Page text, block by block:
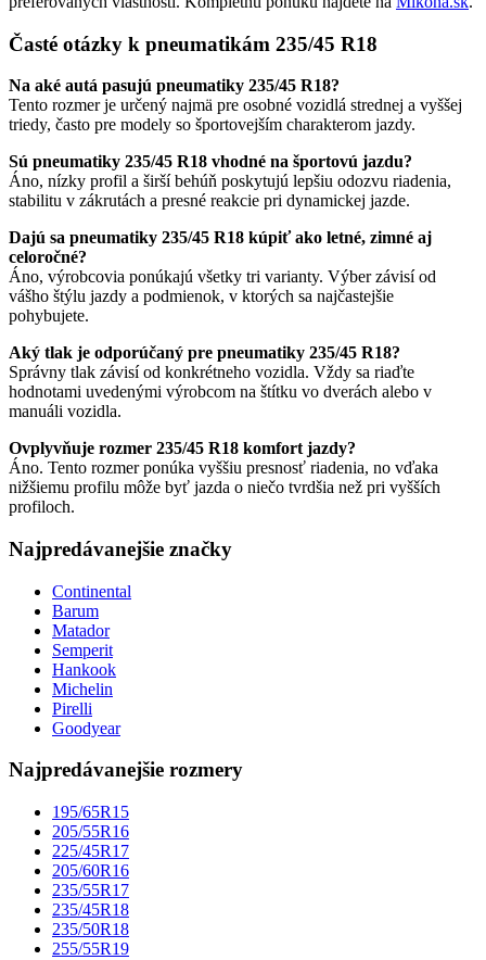
Časté otázky k pneumatikám 235/45 R18
Na aké autá pasujú pneumatiky 235/45 R18?
Tento rozmer je určený najmä pre osobné vozidlá strednej a vyššej
triedy, často pre modely so športovejším charakterom jazdy.
Sú pneumatiky 235/45 R18 vhodné na športovú jazdu?
Áno, nízky profil a širší behúň poskytujú lepšiu odozvu riadenia,
stabilitu v zákrutách a presné reakcie pri dynamickej jazde.
Dajú sa pneumatiky 235/45 R18 kúpiť ako letné, zimné aj
celoročné?
Áno, výrobcovia ponúkajú všetky tri varianty. Výber závisí od
vášho štýlu jazdy a podmienok, v ktorých sa najčastejšie
pohybujete.
Aký tlak je odporúčaný pre pneumatiky 235/45 R18?
Správny tlak závisí od konkrétneho vozidla. Vždy sa riaďte
hodnotami uvedenými výrobcom na štítku vo dverách alebo v
manuáli vozidla.
Ovplyvňuje rozmer 235/45 R18 komfort jazdy?
Áno. Tento rozmer ponúka vyššiu presnosť riadenia, no vďaka
nižšiemu profilu môže byť jazda o niečo tvrdšia než pri vyšších
profiloch.
Najpredávanejšie značky
Continental
Barum
Matador
Semperit
Hankook
Michelin
Pirelli
Goodyear
Najpredávanejšie rozmery
195/65R15
205/55R16
225/45R17
205/60R16
235/55R17
235/45R18
235/50R18
255/55R19